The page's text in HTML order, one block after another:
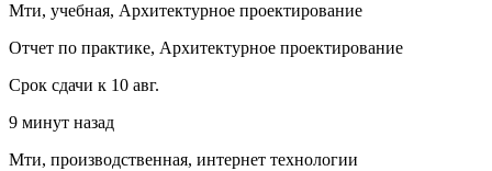
Мти, учебная, Архитектурное проектирование
Отчет по практике, Архитектурное проектирование
Срок сдачи к 10 авг.
9 минут назад
Мти, производственная, интернет технологии